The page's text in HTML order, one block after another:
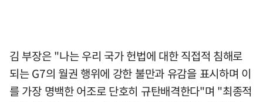
김 부장은 "나는 우리 국가 헌법에 대한 직접적 침해로
되는 G7의 월권 행위에 강한 불만과 유감을 표시하며 이
를 가장 명백한 어조로 단호히 규탄배격한다"며 "최종적